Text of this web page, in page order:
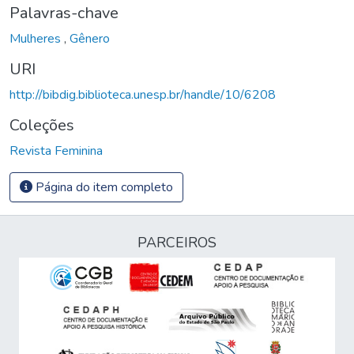
Palavras-chave
Mulheres , Gênero
URI
http://bibdig.biblioteca.unesp.br/handle/10/6208
Coleções
Revista Feminina
Página do item completo
PARCEIROS